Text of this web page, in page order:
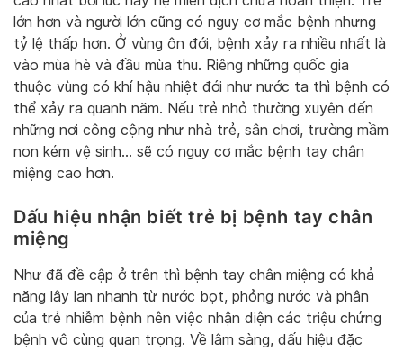
lớn hơn và người lớn cũng có nguy cơ mắc bệnh nhưng
tỷ lệ thấp hơn. Ở vùng ôn đới, bệnh xảy ra nhiều nhất là
vào mùa hè và đầu mùa thu. Riêng những quốc gia
thuộc vùng có khí hậu nhiệt đới như nước ta thì bệnh có
thể xảy ra quanh năm. Nếu trẻ nhỏ thường xuyên đến
những nơi công cộng như nhà trẻ, sân chơi, trường mầm
non kém vệ sinh… sẽ có nguy cơ mắc bệnh tay chân
miệng cao hơn.
Dấu hiệu nhận biết trẻ bị bệnh tay chân
miệng
Như đã đề cập ở trên thì bệnh tay chân miệng có khả
năng lây lan nhanh từ nước bọt, phỏng nước và phân
của trẻ nhiễm bệnh nên việc nhận diện các triệu chứng
bệnh vô cùng quan trọng. Về lâm sàng, dấu hiệu đặc